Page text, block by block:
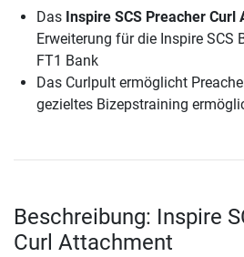
Das Inspire SCS Preacher Curl
Erweiterung für die Inspire SCS
FT1 Bank
Das Curlpult ermöglicht
gezieltes Bizepstraining
Beschreibung: Inspire
Curl Attachment